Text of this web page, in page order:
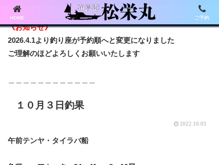
《お知らせ》
2026.4.1より釣り座が予約順へと変更になりました
ご理解のほどよろしくお願いいたします
１０月３日釣果
2022.10.03
午前テンヤ・タイラバ船
HOME ご予約